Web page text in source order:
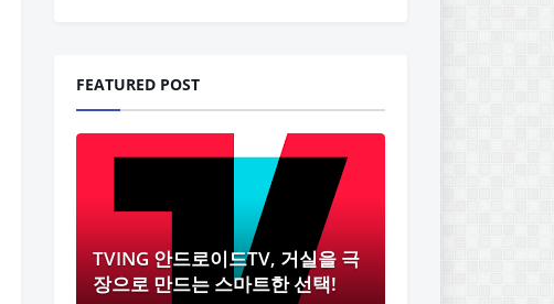
FEATURED POST
TVING 안드로이드TV, 거실을 극
장으로 만드는 스마트한 선택!